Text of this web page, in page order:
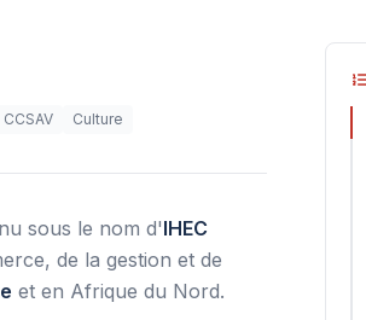
CCSAV Culture
sous le nom d'IHEC
de la gestion et de
et en Afrique du Nord.